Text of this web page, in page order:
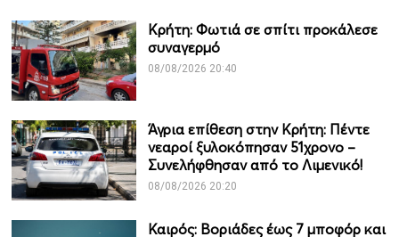
Κρήτη: Φωτιά σε σπίτι προκάλεσε
συναγερμό
08/08/2026 20:40
Άγρια επίθεση στην Κρήτη: Πέντε
νεαροί ξυλοκόπησαν 51χρονο –
Συνελήφθησαν από το Λιμενικό!
08/08/2026 20:20
Καιρός: Βοριάδες έως 7 μποφόρ και